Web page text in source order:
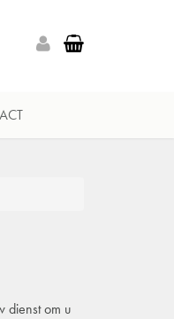
dienst om u